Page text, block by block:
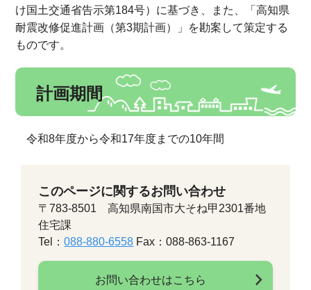
け国土交通省告示第184号）に基づき、また、「高知県
耐震改修促進計画（第3期計画）」を勘案して策定する
ものです。
計画期間
令和8年度から令和17年度までの10年間
このページに関するお問い合わせ
〒783-8501 高知県南国市大そね甲2301番地
住宅課
Tel：088-880-6558 Fax：088-863-1167
お問い合わせはこちら